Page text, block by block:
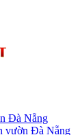
Đà Nẵng
vườn Đà Nẵng